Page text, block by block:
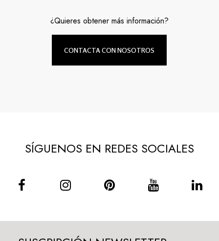
¿Quieres obtener más información?
CONTACTA CON NOSOTROS
SÍGUENOS EN REDES SOCIALES